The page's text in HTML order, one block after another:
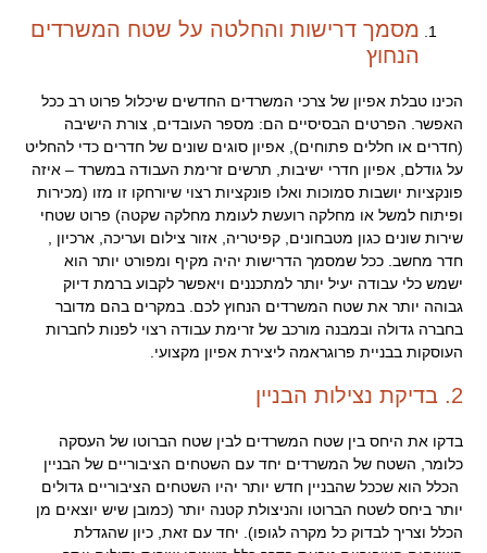
מסמך דרישות והחלטה על שטח המשרדים
הנחוץ
הכינו טבלת אפיון של צרכי המשרדים החדשים שיכלול פרוט רב ככל
האפשר. הפרטים הבסיסיים הם: מספר העובדים, צורת הישיבה
(חדרים או חללים פתוחים), אפיון סוגים שונים של חדרים כדי להחליט
על גודלם, אפיון חדרי ישיבות, תרשים זרימת העבודה במשרד – איזה
פונקציות יושבות סמוכות ואלו פונקציות רצוי שיורחקו זו מזו (מכירות
ופיתוח למשל או מחלקה רועשת לעומת מחלקה שקטה) פרוט שטחי
שירות שונים כגון מטבחונים, קפיטריה, אזור צילום ועריכה, ארכיון ,
חדר מחשב. ככל שמסמך הדרישות יהיה מקיף ומפורט יותר הוא
ישמש כלי עבודה יעיל יותר למתכננים ויאפשר לקבוע ברמת דיוק
גבוהה יותר את שטח המשרדים הנחוץ לכם. במקרים בהם מדובר
בחברה גדולה ובמבנה מורכב של זרימת עבודה רצוי לפנות לחברות
העוסקות בבניית פרוגראמה ליצירת אפיון מקצועי.
2. בדיקת נצילות הבניין
בדקו את היחס בין שטח המשרדים לבין שטח הברוטו של העסקה
כלומר, השטח של המשרדים יחד עם השטחים הציבוריים של הבניין
הכלל הוא שככל שהבניין חדש יותר יהיו השטחים הציבוריים גדולים
יותר ביחס לשטח הברוטו והניצולת קטנה יותר (כמובן שיש יוצאים מן
הכלל וצריך לבדוק כל מקרה לגופו). יחד עם זאת, כיון שהגדלת